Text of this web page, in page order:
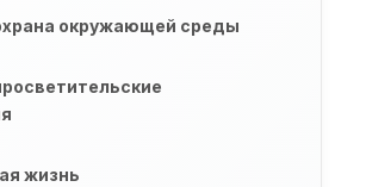
окружающей среды
жизнь